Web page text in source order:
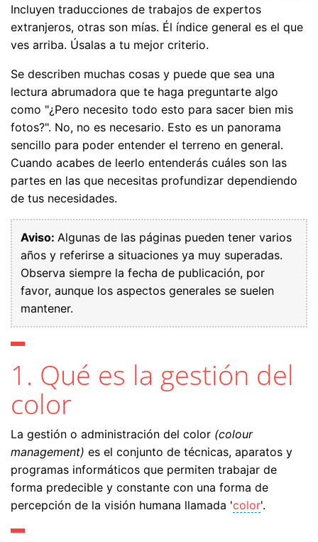
Incluyen traducciones de trabajos de expertos
extranjeros, otras son mías. Él índice general es el que
ves arriba. Úsalas a tu mejor criterio.
Se describen muchas cosas y puede que sea una
lectura abrumadora que te haga preguntarte algo
como "¿Pero necesito todo esto para sacer bien mis
fotos?". No, no es necesario. Esto es un panorama
sencillo para poder entender el terreno en general.
Cuando acabes de leerlo entenderás cuáles son las
partes en las que necesitas profundizar dependiendo
de tus necesidades.
Aviso: Algunas de las páginas pueden tener varios
años y referirse a situaciones ya muy superadas.
Observa siempre la fecha de publicación, por
favor, aunque los aspectos generales se suelen
mantener.
1. Qué es la gestión del
color
La gestión o administración del color (colour
management) es el conjunto de técnicas, aparatos y
programas informáticos que permiten trabajar de
forma predecible y constante con una forma de
percepción de la visión humana llamada 'color'.